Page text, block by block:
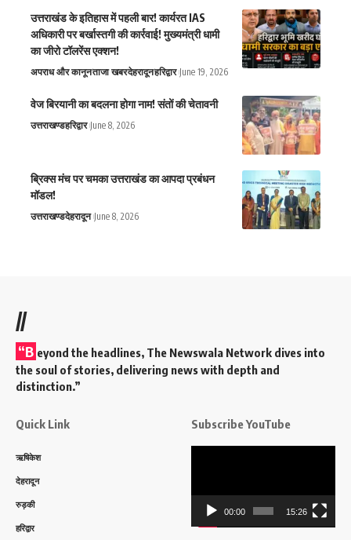
उत्तराखंड के इतिहास में पहली बार! कार्यरत IAS
अधिकारी पर बर्खास्तगी की कार्रवाई! मुख्यमंत्री धामी
का जीरो टॉलरेंस एक्शन!
अपराध और कानूनताजा खबरदेहरादूनहरिद्वार June 19, 2026
वेज बिरयानी का बदलना होगा नाम! संतों की चेतावनी
उत्तराखण्डहरिद्वार June 8, 2026
ब्रिक्स मंच पर चमका उत्तराखंड का आपदा प्रबंधन
मॉडल!
उत्तराखण्डदेहरादून June 8, 2026
//
“B eyond the headlines, The Newswala Network dives into
the soul of stories, delivering news with depth and
distinction.”
Quick Link
ऋषिकेश
देहरादून
रुड़की
हरिद्वार
Subscribe YouTube
00:00 15:26